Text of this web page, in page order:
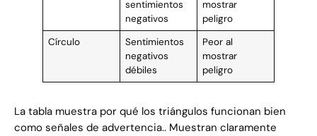
sentimientos
negativos
mostrar
peligro
Círculo
Sentimientos
negativos
débiles
Peor al
mostrar
peligro
La tabla muestra por qué los triángulos funcionan bien
como señales de advertencia.. Muestran claramente